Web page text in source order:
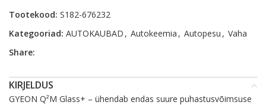
Tootekood: S182-676232
Kategooriad: AUTOKAUBAD , Autokeemia , Autopesu , Vaha
Share:
KIRJELDUS
GYEON Q²M Glass+ – ühendab endas suure puhastusvõimsuse